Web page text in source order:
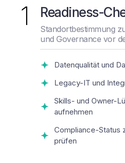
1 Readiness-
Standortbestimmung
und Governance vor
Datenqualität und
Legacy-IT und
Skills- und Owner-
aufnehmen
Compliance-Status
prüfen